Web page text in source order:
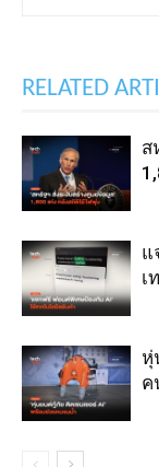
RELATED
ส
แ
เ
หุ่
ค